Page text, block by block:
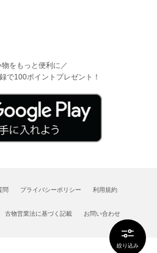
絞り込み
物をもっと便利に／
で100ポイントプレゼント！
問 プライバシーポリシー 利用規約
古物営業法に基づく記載 お問い合わせ